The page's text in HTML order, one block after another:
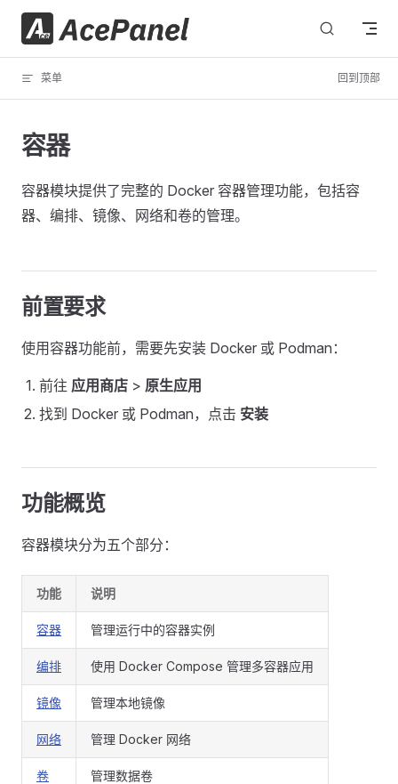
跳转到内容
菜单 回到顶部
容器
容器模块提供了完整的 Docker 容器管理功能，包括容
器、编排、镜像、网络和卷的管理。
前置要求
使用容器功能前，需要先安装 Docker 或 Podman：
前往 应用商店 > 原生应用
找到 Docker 或 Podman，点击 安装
功能概览
容器模块分为五个部分：
功能 说明
容器 管理运行中的容器实例
编排 使用 Docker Compose 管理多容器应用
镜像 管理本地镜像
网络 管理 Docker 网络
卷 管理数据卷